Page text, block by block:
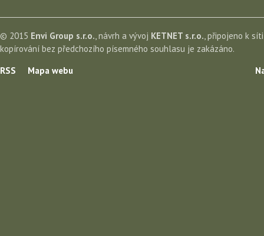
© 2015 Envi Group s.r.o., návrh a vývoj KETNET s.r.o., připojeno k
kopírování bez předchozího písemného souhlasu je zakázáno.
RSS
Mapa webu